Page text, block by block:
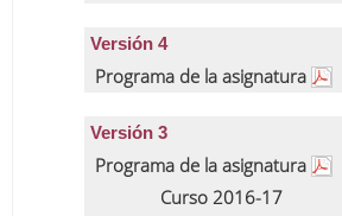
Versión 4
Programa de la asignatura
Versión 3
Programa de la asignatura
Curso 2016-17